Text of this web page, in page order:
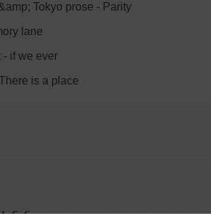
Tokyo prose - Parity
lane
- if we ever
is a place